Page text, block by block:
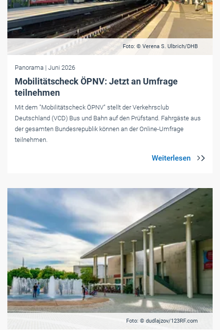
Foto: © Verena S. Ulbrich/DHB
Panorama | Juni 2026
Mobilitätscheck ÖPNV: Jetzt an Umfrage
teilnehmen
Mit dem "Mobilitätscheck ÖPNV" stellt der Verkehrsclub
Deutschland (VCD) Bus und Bahn auf den Prüfstand. Fahrgäste aus
der gesamten Bundesrepublik können an der Online-Umfrage
teilnehmen.
Foto: © dudlajzov/123RF.com